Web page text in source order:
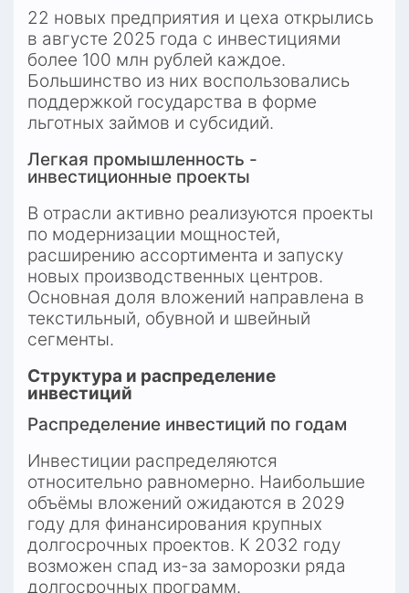
22 новых предприятия и цеха открылись
в августе 2025 года с инвестициями
более 100 млн рублей каждое.
Большинство из них воспользовались
поддержкой государства в форме
льготных займов и субсидий.
Легкая промышленность -
инвестиционные проекты
В отрасли активно реализуются проекты
по модернизации мощностей,
расширению ассортимента и запуску
новых производственных центров.
Основная доля вложений направлена в
текстильный, обувной и швейный
сегменты.
Структура и распределение
инвестиций
Распределение инвестиций по годам
Инвестиции распределяются
относительно равномерно. Наибольшие
объёмы вложений ожидаются в 2029
году для финансирования крупных
долгосрочных проектов. К 2032 году
возможен спад из-за заморозки ряда
долгосрочных программ.